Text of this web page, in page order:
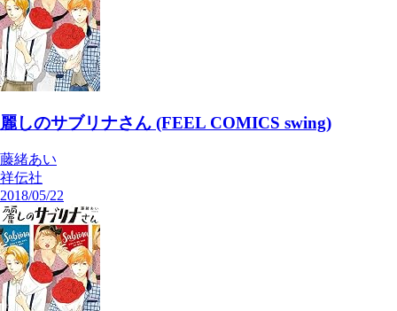
麗しのサブリナさん (FEEL COMICS swing)
藤緒あい
祥伝社
2018/05/22